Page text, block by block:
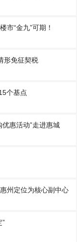
市“金九”可期！
形免征契税
个基点
惠活动”走进惠城
州定位为核心副中心